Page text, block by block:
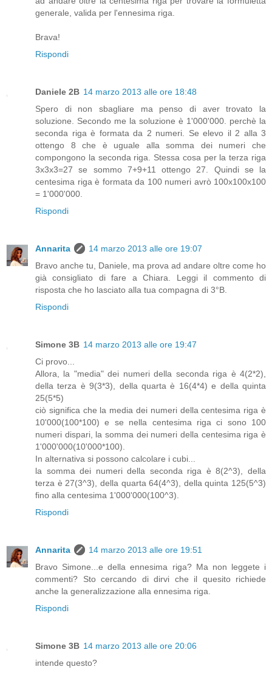
generale, valida per l'ennesima riga.
Brava!
Rispondi
Daniele 2B 14 marzo 2013 alle ore 18:48
Spero di non sbagliare ma penso di aver trovato la
soluzione. Secondo me la soluzione è 1'000'000. perchè la
seconda riga è formata da 2 numeri. Se elevo il 2 alla 3
ottengo 8 che è uguale alla somma dei numeri che
compongono la seconda riga. Stessa cosa per la terza riga
3x3x3=27 se sommo 7+9+11 ottengo 27. Quindi se la
centesima riga è formata da 100 numeri avrò 100x100x100
= 1'000'000.
Rispondi
Annarita
14 marzo 2013 alle ore 19:07
Bravo anche tu, Daniele, ma prova ad andare oltre come ho
già consigliato di fare a Chiara. Leggi il commento di
risposta che ho lasciato alla tua compagna di 3°B.
Rispondi
Simone 3B 14 marzo 2013 alle ore 19:47
Ci provo...
Allora, la "media" dei numeri della seconda riga è 4(2*2),
della terza è 9(3*3), della quarta è 16(4*4) e della quinta
25(5*5)
ciò significa che la media dei numeri della centesima riga è
10'000(100*100) e se nella centesima riga ci sono 100
numeri dispari, la somma dei numeri della centesima riga è
1'000'000(10'000*100).
In alternativa si possono calcolare i cubi...
la somma dei numeri della seconda riga è 8(2^3), della
terza è 27(3^3), della quarta 64(4^3), della quinta 125(5^3)
fino alla centesima 1'000'000(100^3).
Rispondi
Annarita
14 marzo 2013 alle ore 19:51
Bravo Simone...e della ennesima riga? Ma non leggete i
commenti? Sto cercando di dirvi che il quesito richiede
anche la generalizzazione alla ennesima riga.
Rispondi
Simone 3B 14 marzo 2013 alle ore 20:06
intende questo?